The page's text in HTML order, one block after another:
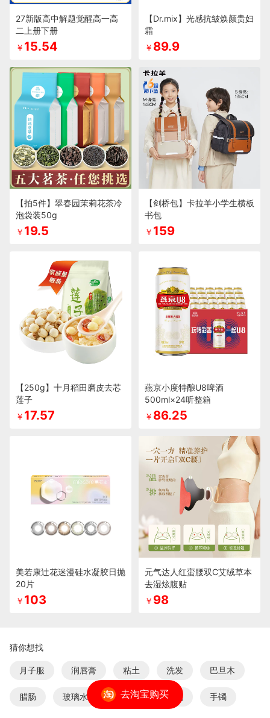
27新版高中解题觉醒高一高
二上册下册
￥ 15.54
【Dr.mix】光感抗皱焕颜贵妇
霜
￥ 89.9
【拍5件】翠春园茉莉花茶冷
泡袋装50g
￥ 19.5
【剑桥包】卡拉羊小学生横板
书包
￥ 159
【250g】十月稻田磨皮去芯
莲子
￥ 17.57
燕京小度特酿U8啤酒
500ml×24听整箱
￥ 86.25
美若康辻花迷漫硅水凝胶日抛
20片
￥ 103
元气达人红蛮腰双C艾绒草本
去湿炫腹贴
￥ 98
猜你想找
月子服 润唇膏 粘土 洗发 巴旦木
腊肠 玻璃水 奶嘴 柔顺剂 手镯
去淘宝购买